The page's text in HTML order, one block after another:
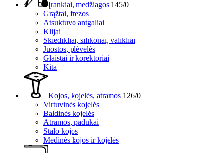
Įrankiai, medžiagos 145/0
Grąžtai, frezos
Atsuktuvo antgaliai
Klijai
Skiedikliai, silikonai, valikliai
Juostos, plėvelės
Glaistai ir korektoriai
Kita
Kojos, kojelės, atramos 126/0
Virtuvinės kojelės
Baldinės kojelės
Atramos, padukai
Stalo kojos
Medinės kojos ir kojelės